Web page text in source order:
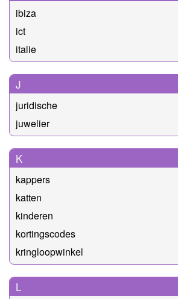
ibiza
ict
italie
J
juridische
juwelier
K
kappers
katten
kinderen
kortingscodes
kringloopwinkel
L